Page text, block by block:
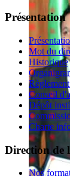
Présentation
Mot du
Historique
Conseil
Dépôt
Charte
Direction de
Nos